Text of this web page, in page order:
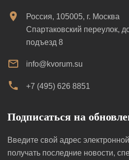
Россия, 105005, г. Москва
Спартаковский переулок,
подъезд 8
info@kvorum.su
+7 (495) 626 8851
Подписаться на
Введите свой адрес
получать последние новости,